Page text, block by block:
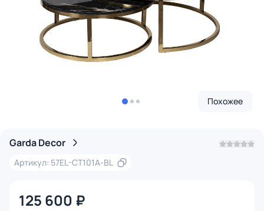
Похожее
Garda Decor
Артикул: 57EL-CT101А-BL
125 600 ₽